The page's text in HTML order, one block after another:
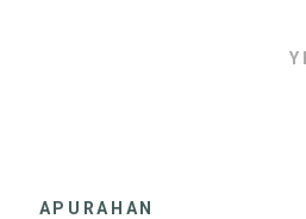
APURAHAN